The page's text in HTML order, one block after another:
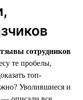
сотрудников
те пробелы,
топ-
Уволившиеся и